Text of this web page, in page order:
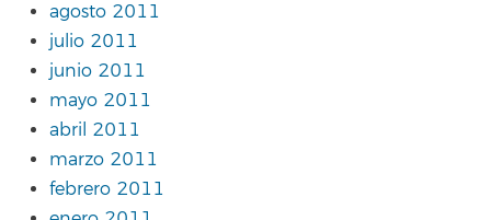
agosto 2011
julio 2011
junio 2011
mayo 2011
abril 2011
marzo 2011
febrero 2011